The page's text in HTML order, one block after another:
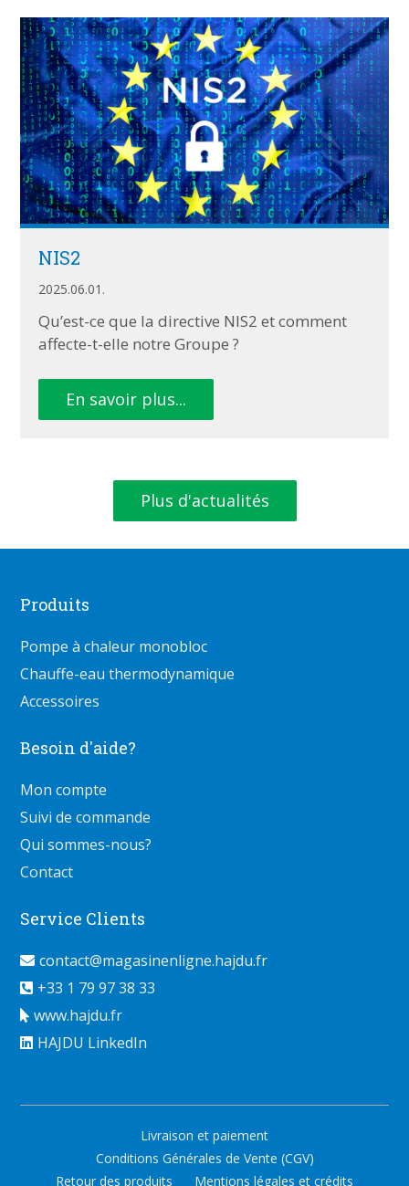
NIS2
2025.06.01.
Qu’est-ce que la directive NIS2 et comment
affecte-t-elle notre Groupe ?
En savoir plus...
Plus d'actualités
Produits
Pompe à chaleur monobloc
Chauffe-eau thermodynamique
Accessoires
Besoin d'aide?
Mon compte
Suivi de commande
Qui sommes-nous?
Contact
Service Clients
contact@magasinenligne.hajdu.fr
+33 1 79 97 38 33
www.hajdu.fr
HAJDU LinkedIn
Livraison et paiement
Conditions Générales de Vente (CGV)
Retour des produits
Mentions légales et crédits